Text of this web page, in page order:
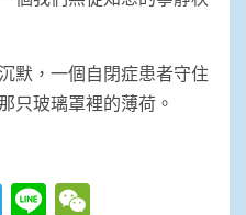
默，一個自閉症患者守住
只玻璃罩裡的薄荷。
Telegram
Line